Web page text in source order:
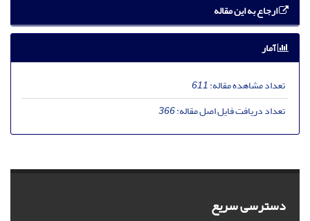
ارجاع به این مقاله
آمار
تعداد مشاهده مقاله:611
تعداد دریافت فایل اصل مقاله:366
دسترسی سریع